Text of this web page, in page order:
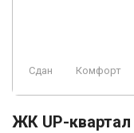
Сдан Комфорт
ЖК UP-